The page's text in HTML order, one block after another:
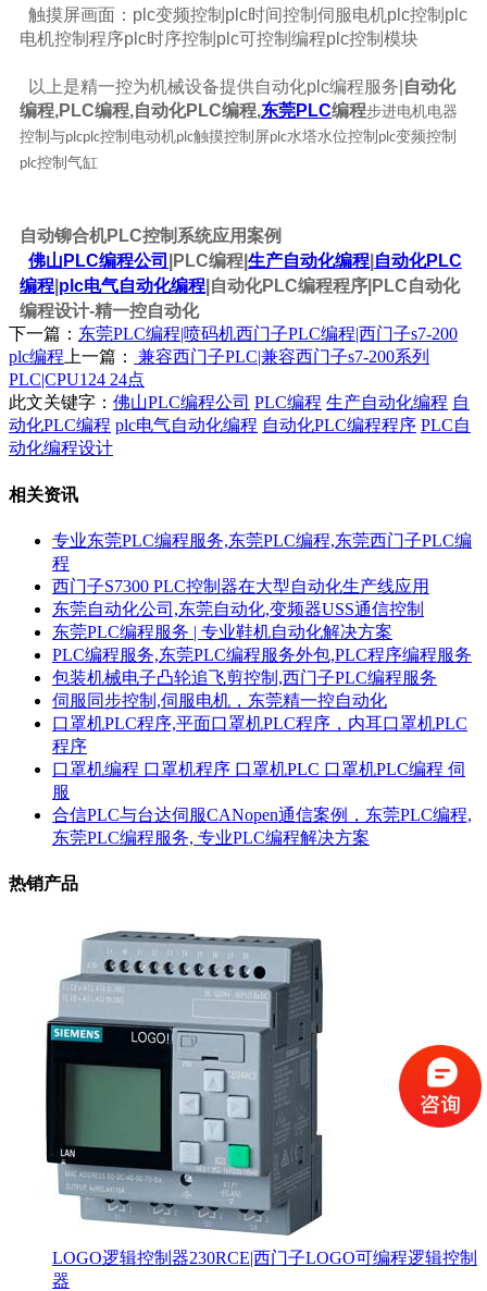
触摸屏画面：plc变频控制plc时间控制伺服电机plc控制plc
电机控制程序plc时序控制plc可控制编程plc控制模块
以上是精一控为机械设备提供自动化plc编程服务| 自动化
编程,PLC编程,自动化PLC编程,东莞PLC编程步进电机电器
控制与plcplc控制电动机plc触摸控制屏plc水塔水位控制 plc变频控制
plc控制气缸
自动铆合机PLC控制系统应用案例
佛山PLC编程公司
|PLC编程| 生产自动化编程 自动化PLC
编程 plc电气自动化编程 |自动化PLC编程程序|PLC自动化
编程设计-精一控自动化
下一篇： 东莞PLC编程|喷码机西门子PLC编程|西门子s7-200
plc编程上一篇：
兼容西门子PLC|兼容西门子s7-200系列
PLC|CPU124 24点
此文关键字： 佛山PLC编程公司 PLC编程 生产自动化编程 自
动化PLC编程 plc电气自动化编程 自动化PLC编程程序 PLC自
动化编程设计
相关资讯
专业东莞PLC编程服务,东莞PLC编程,东莞西门子PLC编
程
西门子S7300 PLC控制器在大型自动化生产线应用
东莞自动化公司,东莞自动化,变频器USS通信控制
东莞PLC编程服务 | 专业鞋机自动化解决方案
PLC编程服务,东莞PLC编程服务外包,PLC程序编程服务
包装机械电子凸轮追飞剪控制,西门子PLC编程服务
伺服同步控制,伺服电机，东莞精一控自动化
口罩机PLC程序,平面口罩机PLC程序，内耳口罩机PLC
程序
口罩机编程 口罩机程序 口罩机PLC 口罩机PLC编程 伺
服
合信PLC与台达伺服CANopen通信案例，东莞PLC编程,
东莞PLC编程服务, 专业PLC编程解决方案
热销产品
LOGO逻辑控制器230RCE|西门子LOGO可编程逻辑控制
器